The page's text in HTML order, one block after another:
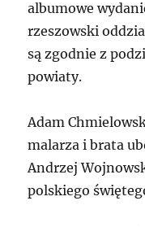
albumowe
rzeszowski
są zgodnie z
powiaty.
Adam
malarza i brata
Andrzej
polskiego